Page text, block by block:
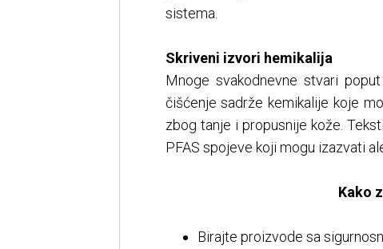
sistema.
Skriveni izvori hemikalija
Mnoge svakodnevne stvari
čišćenje sadrže kemikalije koje
zbog tanje i propusnije kože.
PFAS spojeve koji mogu izazvati
Kako
Birajte proizvode sa